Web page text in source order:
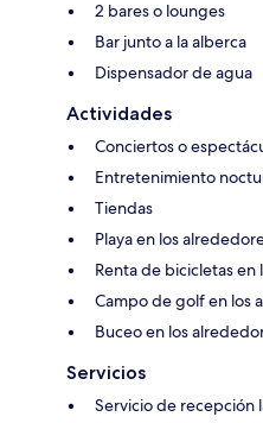
2 bares o lounges
Bar junto a la alberca
Dispensador de agua
Actividades
Conciertos o
Entretenimiento
Tiendas
Playa en los
Renta de bicicletas en
Campo de golf en los
Buceo en los
Servicios
Servicio de recepción